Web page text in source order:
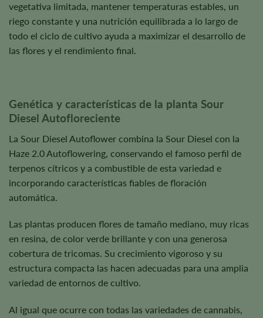
vegetativa limitada, mantener temperaturas estables, un
riego constante y una nutrición equilibrada a lo largo de
todo el ciclo de cultivo ayuda a maximizar el desarrollo de
las flores y el rendimiento final.
Genética y características de la planta Sour
Diesel Autofloreciente
La Sour Diesel Autoflower combina la Sour Diesel con la
Haze 2.0 Autoflowering, conservando el famoso perfil de
terpenos cítricos y a combustible de esta variedad e
incorporando características fiables de floración
automática.
Las plantas producen flores de tamaño mediano, muy ricas
en resina, de color verde brillante y con una generosa
cobertura de tricomas. Su crecimiento vigoroso y su
estructura compacta las hacen adecuadas para una amplia
variedad de entornos de cultivo.
Al igual que ocurre con todas las variedades de cannabis,